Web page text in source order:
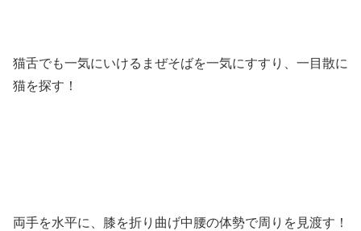
猫舌でも一気にいけるまぜそばを一気にすすり、一目散に
猫を探す！
両手を水平に、膝を折り曲げ中腰の体勢で周りを見渡す！